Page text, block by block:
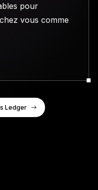
pour
vous comme
Ledger